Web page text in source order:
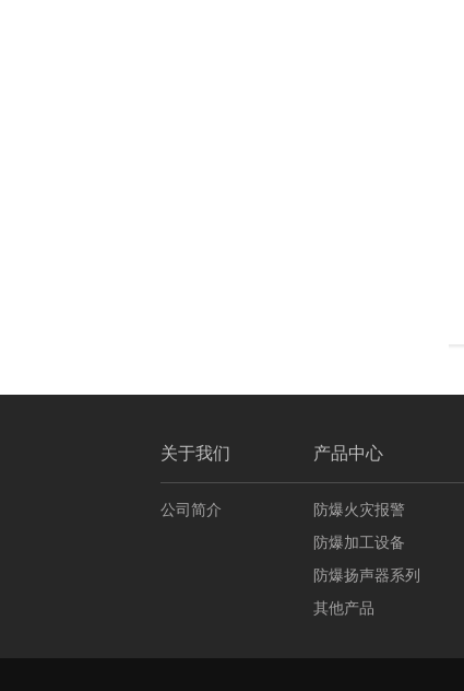
关于我们 产品中心
公司简介
防爆火灾报警
防爆加工设备
防爆扬声器系列
其他产品